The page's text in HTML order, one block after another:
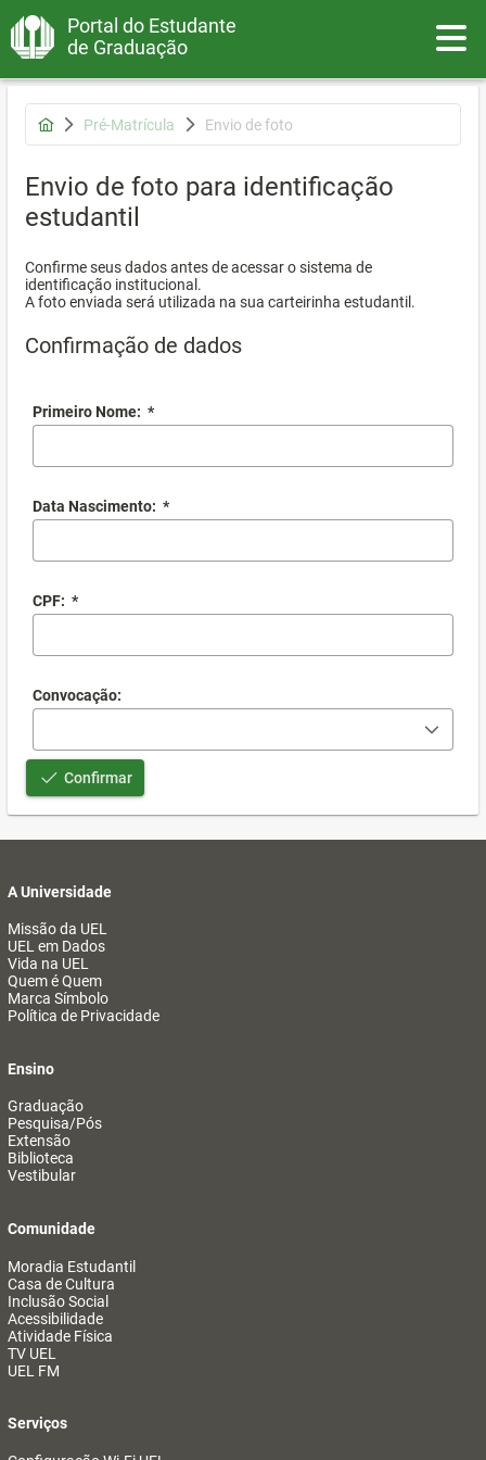
Portal do Estudante
de Graduação
Pré-Matrícula Envio de foto
Envio de foto para identificação
estudantil
Confirme seus dados antes de acessar o sistema de
identificação institucional.
A foto enviada será utilizada na sua carteirinha estudantil.
Confirmação de dados
Primeiro Nome: *
Data Nascimento: *
CPF: *
Convocação:
Confirmar
A Universidade
Missão da UEL
UEL em Dados
Vida na UEL
Quem é Quem
Marca Símbolo
Política de Privacidade
Ensino
Graduação
Pesquisa/Pós
Extensão
Biblioteca
Vestibular
Comunidade
Moradia Estudantil
Casa de Cultura
Inclusão Social
Acessibilidade
Atividade Física
TV UEL
UEL FM
Serviços